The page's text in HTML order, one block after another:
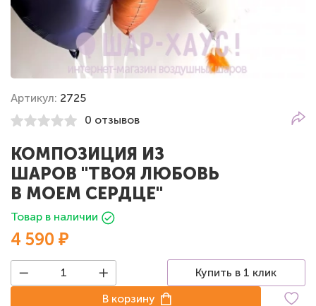
Артикул: 2725
0 отзывов
КОМПОЗИЦИЯ ИЗ
ШАРОВ "ТВОЯ ЛЮБОВЬ
В МОЕМ СЕРДЦЕ"
Товар в наличии
4 590 ₽
Купить в 1 клик
В корзину